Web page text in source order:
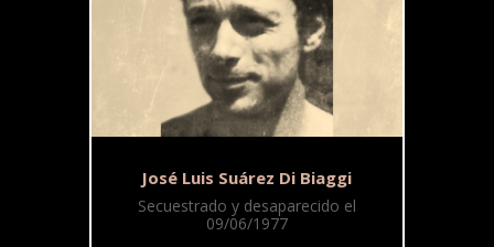
José Luis Suárez Di Biaggi
Secuestrado y desaparecido el
09/06/1977